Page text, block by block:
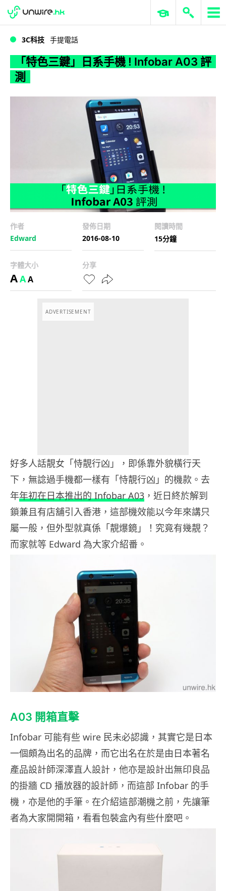
「特色三鍵」日系手機 ! Infobar A03 評測
WWDC 2026 ERP 與商業 AI
3C科技 手提電話
「特色三鍵」日系手機 ! Infobar A03 評
測
作者
Edward
發佈日期
2016-08-10
閱讀時間
15分鐘
字體大小
AAA
分享
ADVERTISEMENT
好多人話靚女「恃靚行凶」，即係靠外貌橫行天
下，無諗過手機都一樣有「恃靚行凶」的機款。去
年年初在日本推出的 Infobar A03 ，近日終於解到
鎖兼且有店舖引入香港，這部機效能以今年來講只
屬一般，但外型就真係「靚爆鏡」！究竟有幾靚？
而家就等 Edward 為大家介紹番。
A03 開箱直擊
Infobar 可能有些 wire 民未必認識，其實它是日本
一個頗為出名的品牌，而它出名在於是由日本著名
產品設計師深澤直人設計，他亦是設計出無印良品
的掛牆 CD 播放器的設計師，而這部 Infobar 的手
機，亦是他的手筆。在介紹這部潮機之前，先讓筆
者為大家開開箱，看看包裝盒內有些什麼吧。